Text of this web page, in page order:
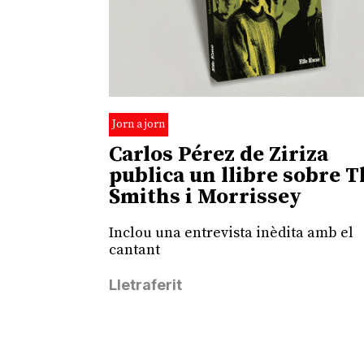
Jorn a jorn
Carlos Pérez de Ziriza
publica un llibre sobre
Smiths i Morrissey
Inclou una entrevista inèdita amb el
cantant
Lletraferit